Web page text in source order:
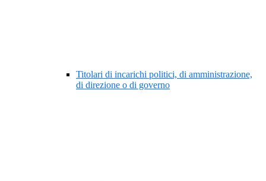
Titolari di incarichi politici, di amministrazione,
di direzione o di governo